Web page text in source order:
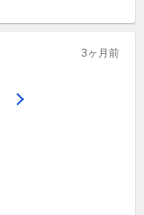
3ヶ月前